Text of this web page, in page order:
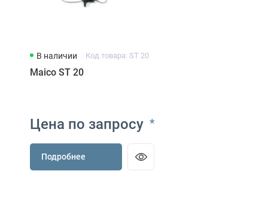
В наличии Код товара: ST 20
Maico ST 20
Цена по запросу *
Подробнее